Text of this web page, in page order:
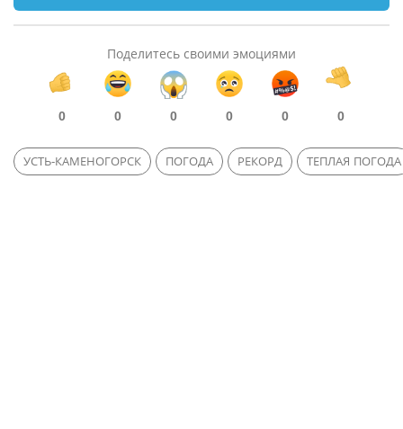
Поделитесь своими эмоциями
0 0 0 0 0 0
УСТЬ-КАМЕНОГОРСК ПОГОДА РЕКОРД ТЕПЛАЯ ПОГОДА